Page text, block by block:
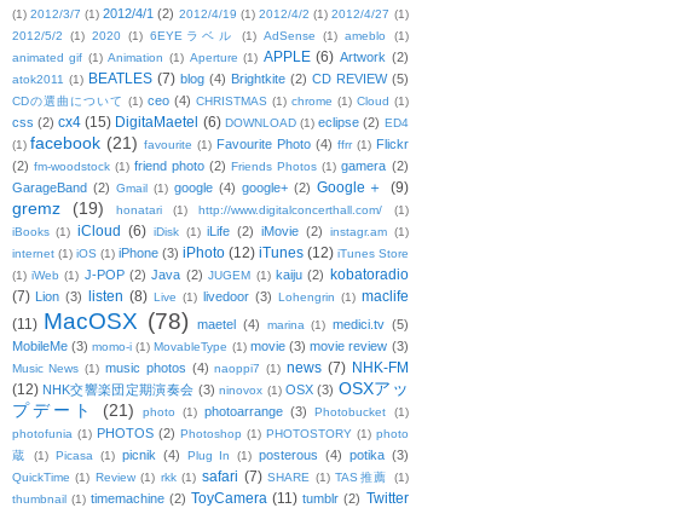
(1) 2012/3/7 (1) 2012/4/1 (2) 2012/4/19 (1) 2012/4/2 (1) 2012/4/27 (1)
2012/5/2
(1) 2020 (1) 6EYEラベル (1) AdSense (1) ameblo
(1)
animated gif (1) Animation (1) Aperture (1) APPLE (6) Artwork (2)
atok2011 (1) BEATLES (7) blog (4) Brightkite (2) CD REVIEW (5)
CDの選曲について (1) ceo (4) CHRISTMAS (1) chrome (1) Cloud (1)
css (2) cx4 (15) DigitaMaetel (6) DOWNLOAD (1) eclipse (2) ED4
(1) facebook (21) favourite (1) Favourite Photo (4) ffrr (1) Flickr
(2) fm-woodstock (1) friend photo (2) Friends Photos (1) gamera (2)
GarageBand (2) Gmail (1) google (4) google+ (2) Google＋ (9)
gremz (19) honatari (1) http://www.digitalconcerthall.com/
(1)
iBooks (1) iCloud (6) iDisk (1) iLife (2) iMovie (2) instagr.am (1)
internet (1) iOS (1) iPhone (3) iPhoto (12) iTunes (12) iTunes Store
(1) iWeb (1) J-POP (2) Java (2) JUGEM (1) kaiju (2)
kobatoradio
(7) Lion (3) listen (8) Live (1) livedoor (3) Lohengrin (1) maclife
(11) MacOSX (78) maetel (4) marina (1) medici.tv (5)
MobileMe (3) momo-i (1) MovableType (1) movie (3) movie review (3)
Music News (1) music photos (4) naoppi7 (1) news (7) NHK-FM
(12) NHK交響楽団定期演奏会 (3) ninovox (1) OSX (3) OSXアッ
プデート
(21) photo (1) photoarrange (3) Photobucket
(1)
photofunia (1) PHOTOS (2) Photoshop (1) PHOTOSTORY (1) photo
蔵
(1) Picasa (1) picnik (4) Plug In (1) posterous (4) potika (3)
QuickTime (1) Review (1) rkk (1) safari (7) SHARE (1) TAS推薦
(1)
thumbnail (1) timemachine (2) ToyCamera (11) tumblr (2) Twitter